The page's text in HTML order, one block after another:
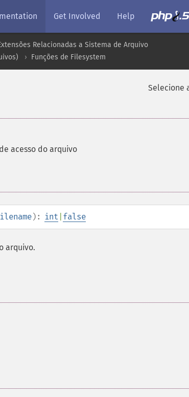
Get Involved Help
Relacionadas a Sistema de Arquivo
Funções de Filesystem
Selecione
acesso do arquivo
): int false
arquivo.